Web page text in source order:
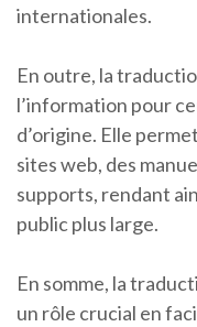
internationales.
En outre, la
l’information pour
d’origine. Elle
sites web, des
supports, rendant
public plus large.
En somme, la
un rôle crucial en